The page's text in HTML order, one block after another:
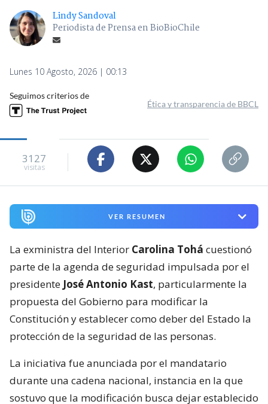
Lindy Sandoval
Periodista de Prensa en BioBioChile
Lunes 10 Agosto, 2026 | 00:13
Seguimos criterios de
Ética y transparencia de BBCL
3127
visitas
VER RESUMEN
La exministra del Interior Carolina Tohá cuestionó
parte de la agenda de seguridad impulsada por el
presidente José Antonio Kast, particularmente la
propuesta del Gobierno para modificar la
Constitución y establecer como deber del Estado la
protección de la seguridad de las personas.
La iniciativa fue anunciada por el mandatario
durante una cadena nacional, instancia en la que
sostuvo que la modificación busca dejar establecido